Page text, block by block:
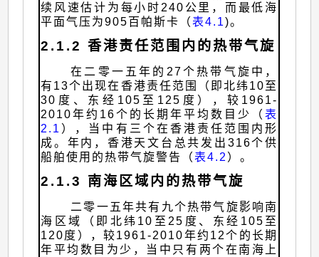
续风速估计为每小时240公里，而最低海
平面气压为905百帕斯卡（表4.1)。
2.1.2 香港责任范围内的热带气旋
在二零一五年的27个热带气旋中，
有13个出现在香港责任范围（即北纬10至
30度、东经105至125度），较1961-
2010年约16个的长期年平均数目少（表
2.1 ），当中有三个在香港责任范围内形
成。年内，香港天文台总共发出316个供
船舶使用的热带气旋警告（表4.2 ）。
2.1.3 南海区域内的热带气旋
二零一五年共有九个热带气旋影响南
海区域（即北纬10至25度、东经105至
120度），较1961-2010年约12个的长期
年平均数目为少，当中只有两个在南海上